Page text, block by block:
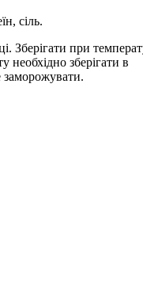
сіль.
Зберігати при
необхідно зберігати в
заморожувати.